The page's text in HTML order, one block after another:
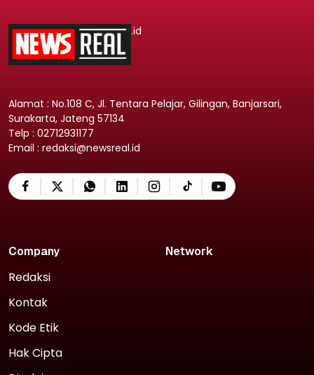
.id
Alamat : No.108 C, Jl. Tentara Pelajar, Gilingan, Banjarsari,
Surakarta, Jateng 57134
Telp : 02712931177
Email : redaksi@newsreal.id
Company
Redaksi
Kontak
Kode Etik
Hak Cipta
Network